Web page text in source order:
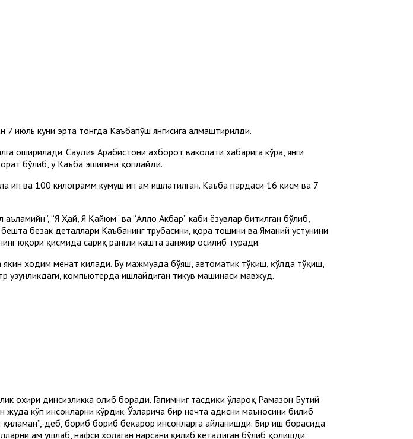
7 июль куни эрта тонгда Каъбапўш янгисига алмаштирилди.
оширилади. Саудия Aрабистони ахборот ваколати хабарига кўра, янги
бўлиб, у Каъба эшигини қоплайди.
ип ва 100 килограмм кумуш ип ҳам ишлатилган. Каъба пардаси 16 қисм ва 7
“Я Ҳай, Я Қайюм” ва “Aллоҳ Aкбар” каби ёзувлар битилган бўлиб,
безак деталлари Каъбанинг трубасини, қора тошини ва Яманий устунини
юқори қисмида сариқ рангли кашта занжир осилиб туради.
ходим меҳнат қилади. Бу мажмуада бўяш, автоматик тўқиш, қўлда тўқиш,
узунликдаги, компьютерда ишлайдиган тикув машинаси мавжуд.
охири динсизликка олиб боради. Гапимниг тасдиқи ўлароқ Рамазон Бутий
жуда кўп инсонларни кўрдик. Ўзларича бир нечта ҳадисни маъносини билиб
қиламан”,-деб, бориб бориб беқарор инсонларга айланишди. Бир иш борасида
ҳам ушлаб, нафси хоҳлаган нарсани қилиб кетадиган бўлиб қолишди.